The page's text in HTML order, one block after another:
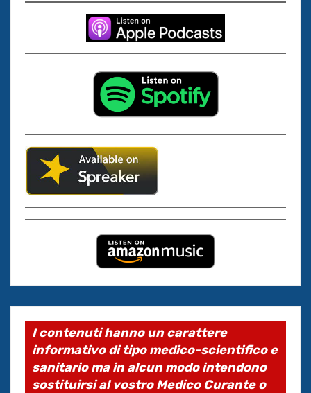
I contenuti hanno un carattere
informativo di tipo medico-scientifico e
sanitario ma in alcun modo intendono
sostituirsi al vostro Medico Curante o